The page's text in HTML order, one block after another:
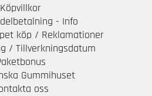
Köpvillkor
- Info
köp / Reklamationer
/ Tillverkningsdatum
Gummihuset
oss